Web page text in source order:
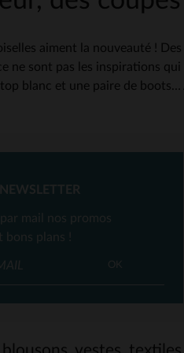
aiment la nouveauté !
ne sont pas les inspirations
blanc et une paire de
NEWSLETTER
par mail nos promos
bons plans !
OK